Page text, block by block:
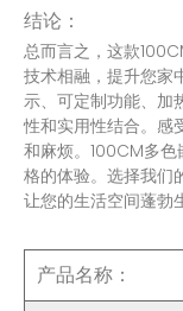
结论：
总而言之，这款
技术相融，提升您家
示、可定制功能、加
性和实用性结合。感
和麻烦。100CM多
格的体验。选择我们
让您的生活空间蓬勃
产品名称：